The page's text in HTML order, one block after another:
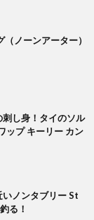
ノーンアーター）
し身！タイのソル
ップ キーリー カン
ノンタブリー St
る！